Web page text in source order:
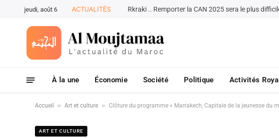
jeudi, août 6 ACTUALITÉS
À la une Économie Société Politique Activités
Accueil » Art et culture » Clôture du programme « Marrakech, Capitale de la jeunesse
ART ET CULTURE